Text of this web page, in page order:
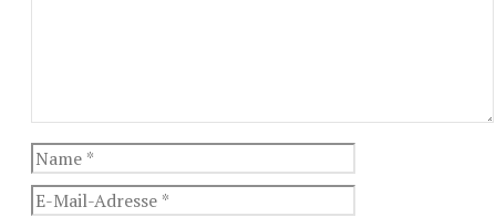
Name
E-